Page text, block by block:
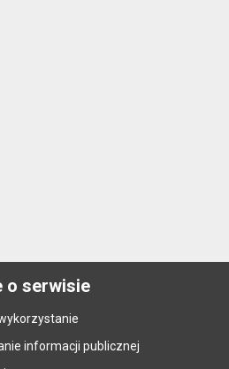
o serwisie
informacji publicznej